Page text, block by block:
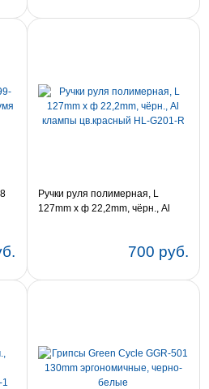
Ручки руля полимерная, L
127mm x ф 22,2mm, чёрн., Al
700 руб.